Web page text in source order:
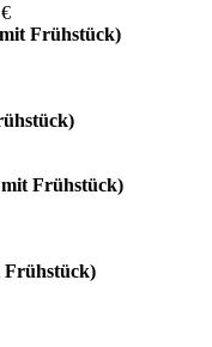
Frühstück)
Frühstück)
Frühstück)